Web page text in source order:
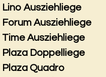
Lino Ausziehliege
Forum Ausziehliege
Time Ausziehliege
Plaza Doppelliege
Plaza Quadro